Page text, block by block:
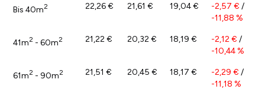
Bis 40m2 22,26 € 21,61 € 19,04 € -2,57 € /
-11,88 %
41m2 - 60m2 21,22 € 20,32 € 18,19 € -2,12 € /
-10,44 %
61m2 - 90m2 21,51 € 20,45 € 18,17 € -2,29 € /
-11,18 %